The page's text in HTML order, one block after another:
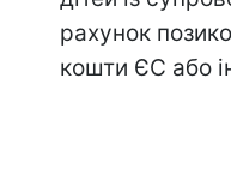
рахунок
кошти ЄС або